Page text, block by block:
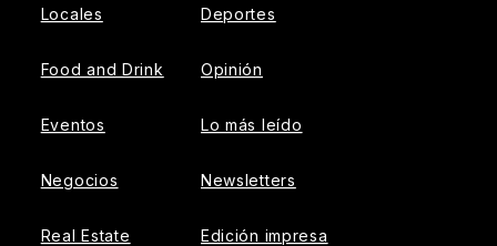
Locales
Food and Drink
Eventos
Negocios
Real Estate
Deportes
Opinión
Lo más leído
Newsletters
Edición impresa